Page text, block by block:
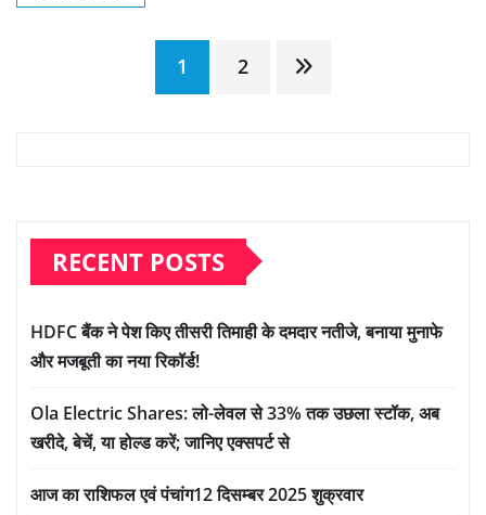
1 2
RECENT POSTS
HDFC बैंक ने पेश किए तीसरी तिमाही के दमदार नतीजे, बनाया मुनाफे
और मजबूती का नया रिकॉर्ड!
Ola Electric Shares: लो-लेवल से 33% तक उछला स्टॉक, अब
खरीदे, बेचें, या होल्ड करें; जानिए एक्सपर्ट से
आज का राशिफल एवं पंचांग12 दिसम्बर 2025 शुक्रवार